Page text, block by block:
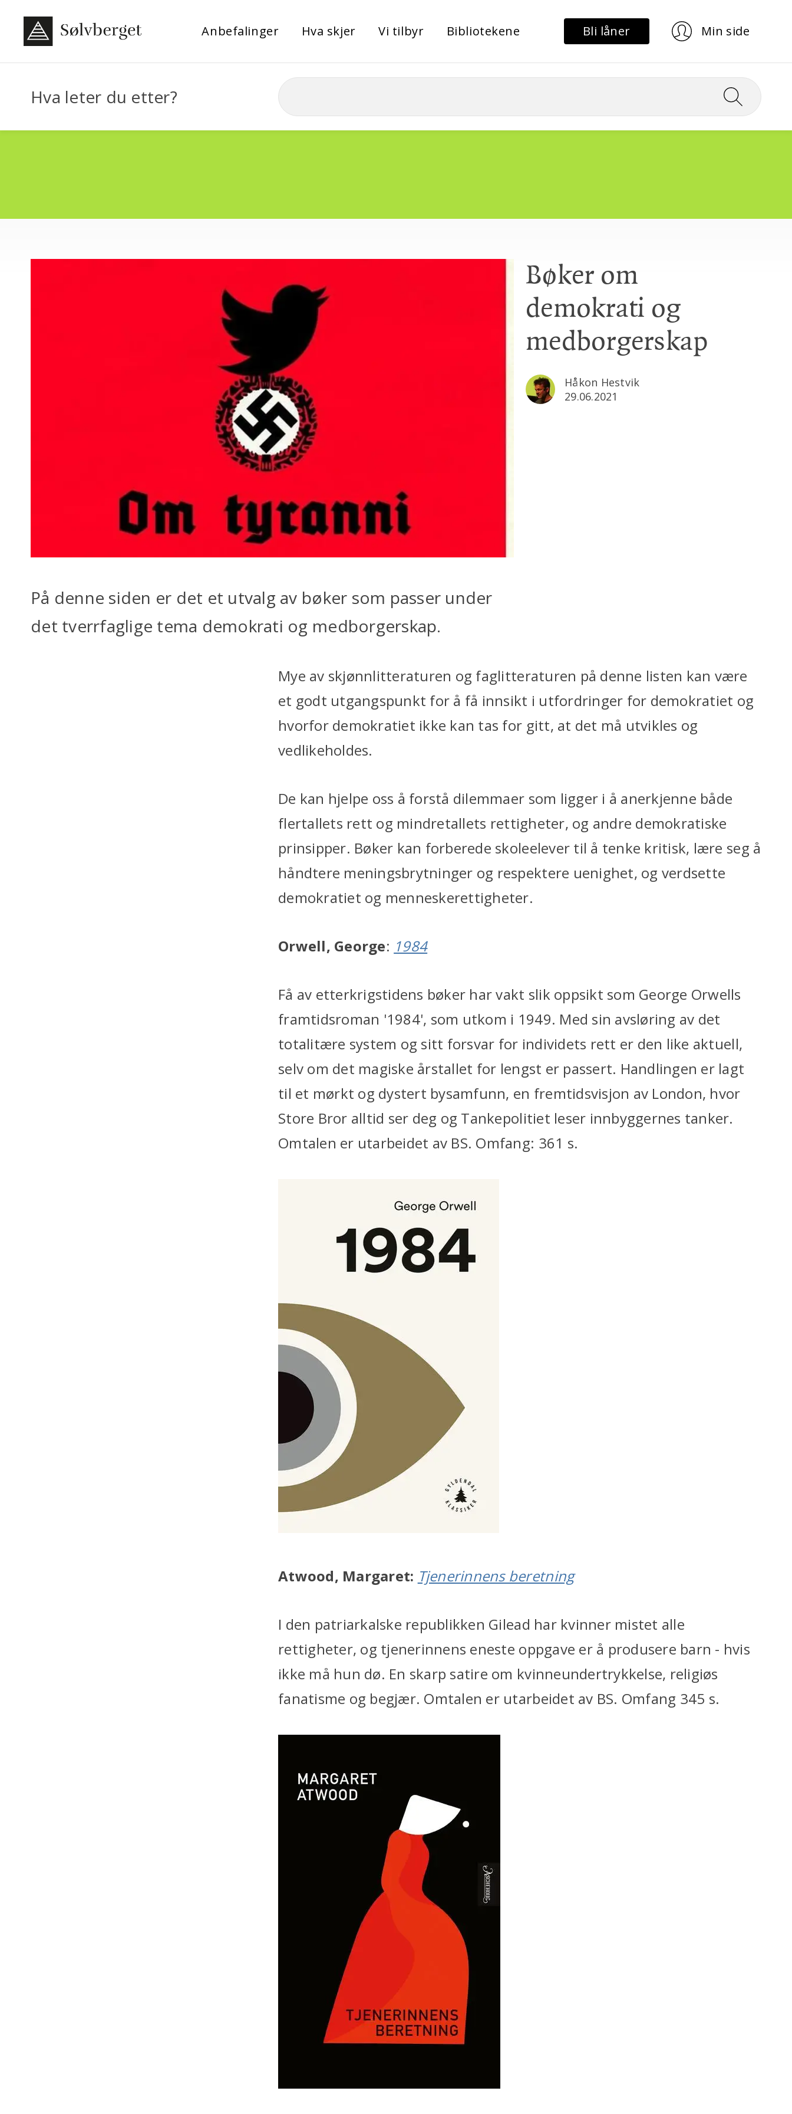
Anbefalinger Hva skjer Vi tilbyr Bibliotekene Bli låner Min side
Hva leter du etter?
Bøker om
demokrati og
medborgerskap
Håkon Hestvik
29.06.2021
På denne siden er det et utvalg av bøker som passer under
det tverrfaglige tema demokrati og medborgerskap.
Mye av skjønnlitteraturen og faglitteraturen på denne listen kan være
et godt utgangspunkt for å få innsikt i utfordringer for demokratiet og
hvorfor demokratiet ikke kan tas for gitt, at det må utvikles og
vedlikeholdes.
De kan hjelpe oss å forstå dilemmaer som ligger i å anerkjenne både
flertallets rett og mindretallets rettigheter, og andre demokratiske
prinsipper. Bøker kan forberede skoleelever til å tenke kritisk, lære seg å
håndtere meningsbrytninger og respektere uenighet, og verdsette
demokratiet og menneskerettigheter.
Orwell, George: 1984
Få av etterkrigstidens bøker har vakt slik oppsikt som George Orwells
framtidsroman '1984', som utkom i 1949. Med sin avsløring av det
totalitære system og sitt forsvar for individets rett er den like aktuell,
selv om det magiske årstallet for lengst er passert. Handlingen er lagt
til et mørkt og dystert bysamfunn, en fremtidsvisjon av London, hvor
Store Bror alltid ser deg og Tankepolitiet leser innbyggernes tanker.
Omtalen er utarbeidet av BS. Omfang: 361 s.
Atwood, Margaret: Tjenerinnens beretning
I den patriarkalske republikken Gilead har kvinner mistet alle
rettigheter, og tjenerinnens eneste oppgave er å produsere barn - hvis
ikke må hun dø. En skarp satire om kvinneundertrykkelse, religiøs
fanatisme og begjær. Omtalen er utarbeidet av BS. Omfang 345 s.